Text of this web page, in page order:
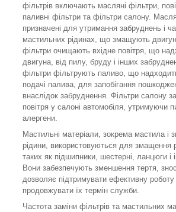
фільтрів включають масляні фільтри,
паливні фільтри та фільтри салону.
призначені для утримання забруднень і
мастильних рідинах, що змащують
фільтри очищають вхідне повітря, що
двигуна, від пилу, бруду і інших
фільтри фільтрують паливо, що
подачі палива, для запобігання
внаслідок забруднення. Фільтри салону
повітря у салоні автомобіля, утримуючи
алергени.
Мастильні матеріали, зокрема мастила і
рідини, використовуються для змащення
таких як підшипники, шестерні, ланцюги і
Вони забезпечують зменшення тертя,
дозволяє підтримувати ефективну роботу
продовжувати їх термін служби.
Частота заміни фільтрів та мастильних